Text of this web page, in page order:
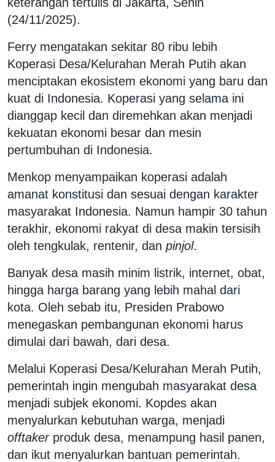
(24/11/2025).
Ferry mengatakan sekitar 80 ribu lebih
Koperasi Desa/Kelurahan Merah Putih akan
menciptakan ekosistem ekonomi yang baru dan
kuat di Indonesia. Koperasi yang selama ini
dianggap kecil dan diremehkan akan menjadi
kekuatan ekonomi besar dan mesin
pertumbuhan di Indonesia.
Menkop menyampaikan koperasi adalah
amanat konstitusi dan sesuai dengan karakter
masyarakat Indonesia. Namun hampir 30 tahun
terakhir, ekonomi rakyat di desa makin tersisih
oleh tengkulak, rentenir, dan pinjol.
Banyak desa masih minim listrik, internet, obat,
hingga harga barang yang lebih mahal dari
kota. Oleh sebab itu, Presiden Prabowo
menegaskan pembangunan ekonomi harus
dimulai dari bawah, dari desa.
Melalui Koperasi Desa/Kelurahan Merah Putih,
pemerintah ingin mengubah masyarakat desa
menjadi subjek ekonomi. Kopdes akan
menyalurkan kebutuhan warga, menjadi
offtakerproduk desa, menampung hasil panen,
dan ikut menyalurkan bantuan pemerintah.